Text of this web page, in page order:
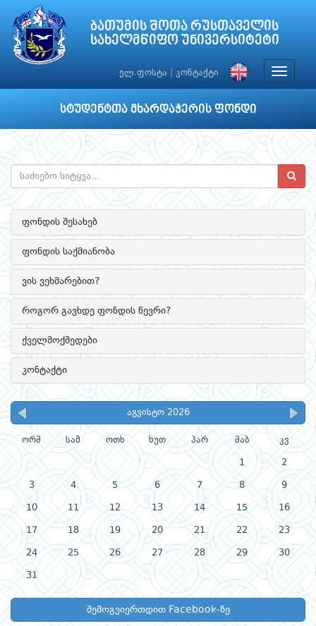
ბათუმის შოთა რუსთაველის
სახელმწიფო უნივერსიტეტი
ელ.ფოსტა კონტაქტი
Toggle
სტუდენტთა მხარდაჭერის ფონდი
ფონდის შესახებ
ფონდის საქმიანობა
ვის ვეხმარებით?
როგორ გავხდე ფონდის წევრი?
ქველმოქმედები
კონტაქტი
აგვისტო 2026
ორშ სამ ოთხ ხუთ პარ შაბ კვ
1 2
3 4 5 6 7 8 9
10 11 12 13 14 15 16
17 18 19 20 21 22 23
24 25 26 27 28 29 30
31
შემოგვიერთდით Facebook-ზე